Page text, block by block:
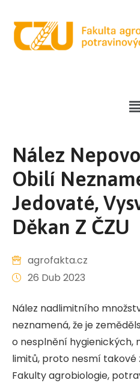
Nález
Obilí
Jedovaté,
Děkan Z ČZU
agrofakta.cz
26 Dub 2023
Nález nadlimitního
neznamená, že je
o nesplnění hygienických,
limitů, proto nesmí takové
Fakulty agrobiologie,